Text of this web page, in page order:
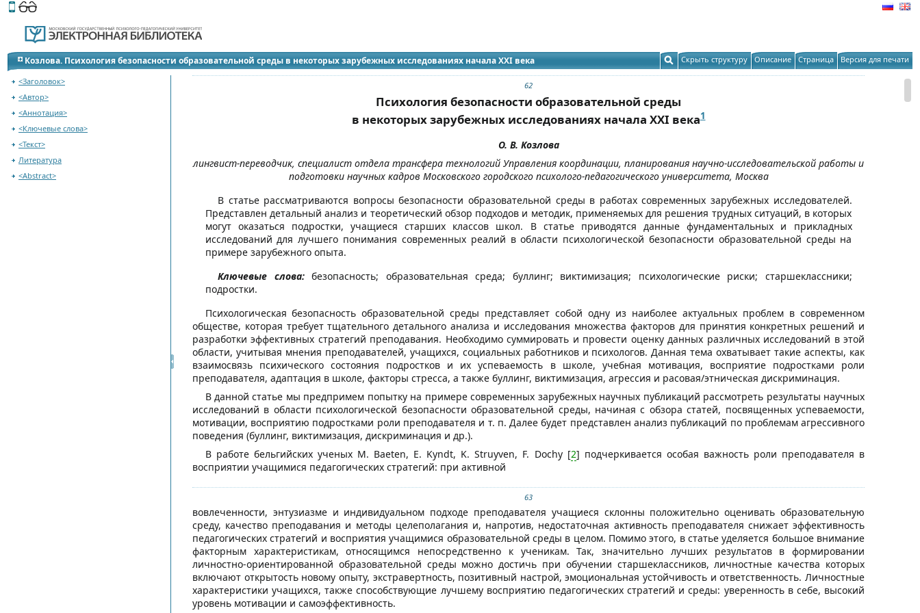
Этот сайт поддерживает
Козлова. Психология безопасности образовательной среды в некоторых зарубежных исследованиях начала XXI века Скрыть структуру Описание Страница Версия для печати
<Заголовок>
<Автор>
<Аннотация>
<Ключевые слова>
<Текст>
Литература
<Abstract>
Перейти к содержанию журнала
62
Психология безопасности образовательной среды
в некоторых зарубежных исследованиях начала XXI века1
О. В. Козлова
лингвист-переводчик, специалист отдела трансфера технологий Управления координации, планирования научно-исследовательской работы и
подготовки научных кадров Московского городского психолого-педагогического университета, Москва
В статье рассматриваются вопросы безопасности образовательной среды в работах современных зарубежных исследователей.
Представлен детальный анализ и теоретический обзор подходов и методик, применяемых для решения трудных ситуаций, в которых
могут оказаться подростки, учащиеся старших классов школ. В статье приводятся данные фундаментальных и прикладных
исследований для лучшего понимания современных реалий в области психологической безопасности образовательной среды на
примере зарубежного опыта.
Ключевые слова:безопасность; образовательная среда; буллинг; виктимизация; психологические риски; старшеклассники;
подростки.
Психологическая безопасность образовательной среды представляет собой одну из наиболее актуальных проблем в современном
обществе, которая требует тщательного детального анализа и исследования множества факторов для принятия конкретных решений и
разработки эффективных стратегий преподавания. Необходимо суммировать и провести оценку данных различных исследований в этой
области, учитывая мнения преподавателей, учащихся, социальных работников и психологов. Данная тема охватывает такие аспекты, как
взаимосвязь психического состояния подростков и их успеваемость в школе, учебная мотивация, восприятие подростками роли
преподавателя, адаптация в школе, факторы стресса, а также буллинг, виктимизация, агрессия и расовая/этническая дискриминация.
В данной статье мы предпримем попытку на примере современных зарубежных научных публикаций рассмотреть результаты научных
исследований в области психологической безопасности образовательной среды, начиная с обзора статей, посвященных успеваемости,
мотивации, восприятию подростками роли преподавателя и т. п. Далее будет представлен анализ публикаций по проблемам агрессивного
поведения (буллинг, виктимизация, дискриминация и др.).
В работе бельгийских ученых M. Baeten, E. Kyndt, K. Struyven, F. Dochy [2] подчеркивается особая важность роли преподавателя в
восприятии учащимися педагогических стратегий: при активной
63
вовлеченности, энтузиазме и индивидуальном подходе преподавателя учащиеся склонны положительно оценивать образовательную
среду, качество преподавания и методы целеполагания и, напротив, недостаточная активность преподавателя снижает эффективность
педагогических стратегий и восприятия учащимися образовательной среды в целом. Помимо этого, в статье уделяется большое внимание
факторным характеристикам, относящимся непосредственно к ученикам. Так, значительно лучших результатов в формировании
личностно-ориентированной образовательной среды можно достичь при обучении старшеклассников, личностные качества которых
включают открытость новому опыту, экстравертность, позитивный настрой, эмоциональная устойчивость и ответственность. Личностные
характеристики учащихся, также способствующие лучшему восприятию педагогических стратегий и среды: уверенность в себе, высокий
уровень мотивации и самоэффективность.